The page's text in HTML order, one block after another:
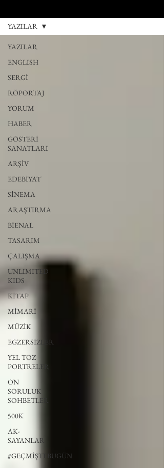
YAZILAR
ENGLISH
SERGİ
RÖPORTAJ
YORUM
HABER
GÖSTERİ
SANATLARI
ARŞİV
EDEBİYAT
SİNEMA
ARAŞTIRMA
BİENAL
TASARIM
ÇALIŞMA
UNLIMITED
KIDS
KİTAP
MİMARİ
MÜZİK
EGZERSİZLER
YEL TOZ
PORTRELER
ON
SORULUK
SOHBETLER
500K
AK-
SAYANLAR
#GEÇMİŞTEBUGÜN
YAZILAR